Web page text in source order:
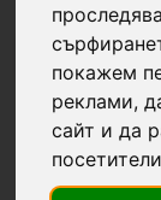
покажем
реклами,
сайт и да
-15.6 €